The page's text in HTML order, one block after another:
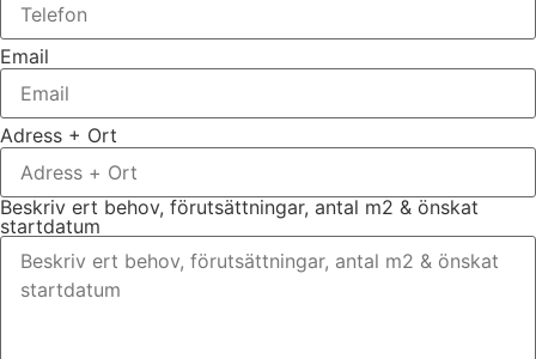
Email
Adress + Ort
Beskriv ert behov, förutsättningar, antal m2 & önskat
startdatum